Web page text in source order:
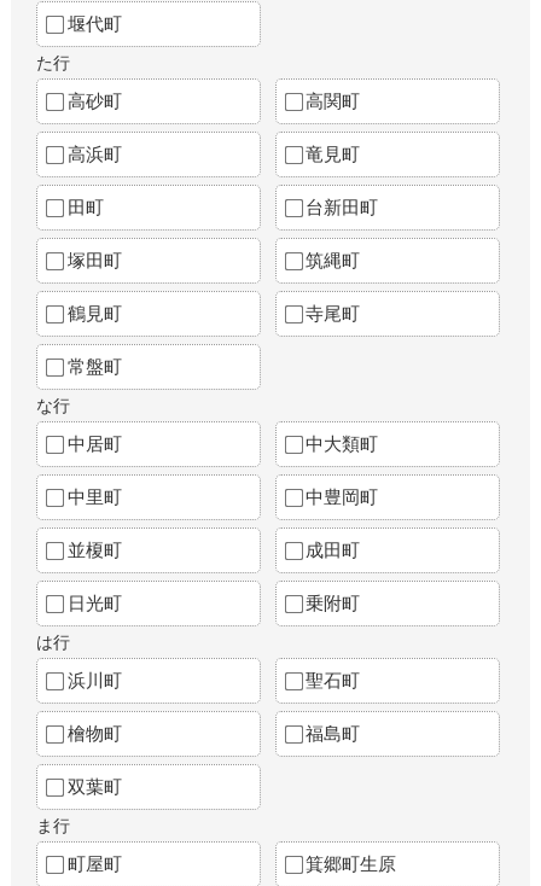
堰代町
た行
高砂町 高関町
高浜町 竜見町
田町 台新田町
塚田町 筑縄町
鶴見町 寺尾町
常盤町
な行
中居町 中大類町
中里町 中豊岡町
並榎町 成田町
日光町 乗附町
は行
浜川町 聖石町
檜物町 福島町
双葉町
ま行
町屋町 箕郷町生原